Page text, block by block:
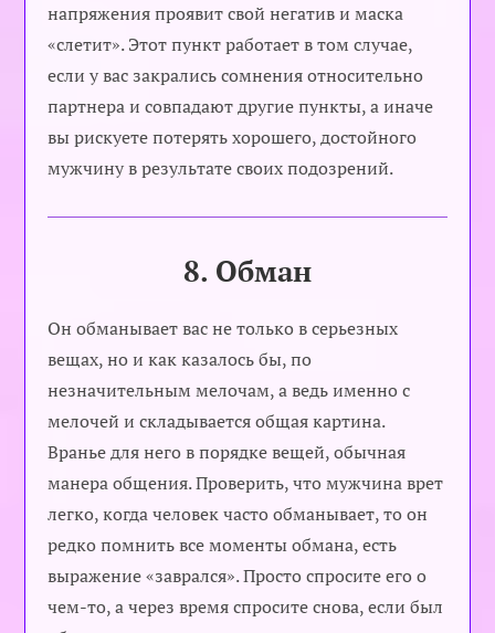
напряжения проявит свой негатив и маска
«слетит». Этот пункт работает в том случае,
если у вас закрались сомнения относительно
партнера и совпадают другие пункты, а иначе
вы рискуете потерять хорошего, достойного
мужчину в результате своих подозрений.
8. Обман
Он обманывает вас не только в серьезных
вещах, но и как казалось бы, по
незначительным мелочам, а ведь именно с
мелочей и складывается общая картина.
Вранье для него в порядке вещей, обычная
манера общения. Проверить, что мужчина врет
легко, когда человек часто обманывает, то он
редко помнить все моменты обмана, есть
выражение «заврался». Просто спросите его о
чем-то, а через время спросите снова, если был